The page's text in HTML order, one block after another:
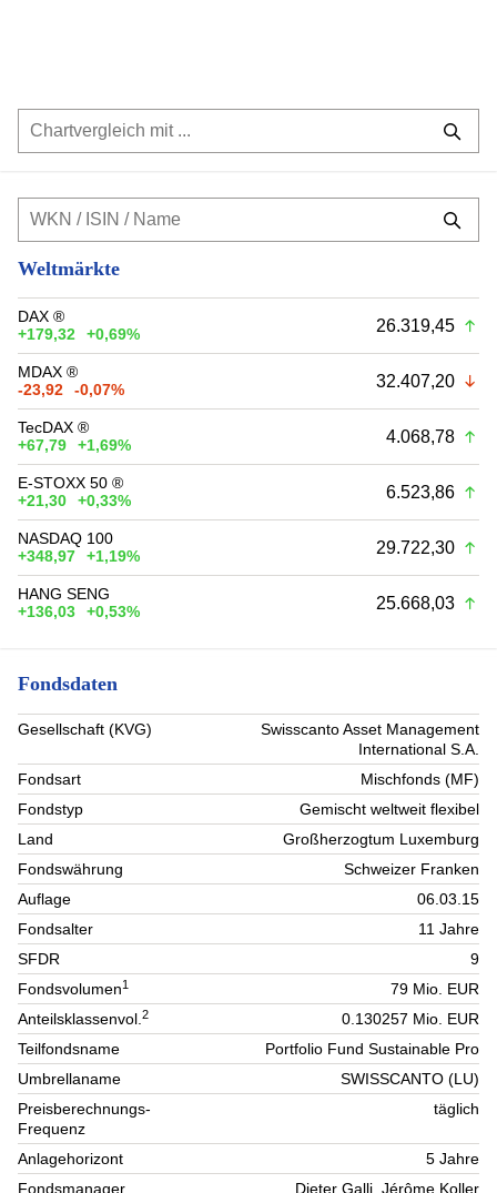
Weltmärkte
DAX ®
+179,32
+0,69% 26.319,45
MDAX ®
-23,92
-0,07% 32.407,20
TecDAX ®
+67,79
+1,69% 4.068,78
E-STOXX 50 ®
+21,30
+0,33% 6.523,86
NASDAQ 100
+348,97
+1,19% 29.722,30
HANG SENG
+136,03
+0,53% 25.668,03
Fondsdaten
Gesellschaft (KVG)
Swisscanto Asset Management
International S.A.
Fondsart
Mischfonds (MF)
Fondstyp
Gemischt weltweit flexibel
Land
Großherzogtum Luxemburg
Fondswährung
Schweizer Franken
Auflage
06.03.15
Fondsalter
11 Jahre
SFDR
9
Fondsvolumen1
79 Mio. EUR
Anteilsklassenvol.2
0.130257 Mio. EUR
Teilfondsname
Portfolio Fund Sustainable Pro
Umbrellaname
SWISSCANTO (LU)
Preisberechnungs-
Frequenz
täglich
Anlagehorizont
5 Jahre
Fondsmanager
Dieter Galli, Jérôme Koller